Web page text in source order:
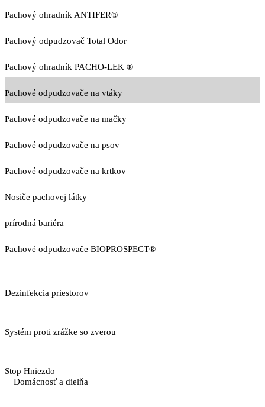
Pachový ohradník ANTIFER®
Pachový odpudzovač Total Odor
Pachový ohradník PACHO-LEK ®
Pachové odpudzovače na vtáky
Pachové odpudzovače na mačky
Pachové odpudzovače na psov
Pachové odpudzovače na krtkov
Nosiče pachovej látky
prírodná bariéra
Pachové odpudzovače BIOPROSPECT®
Dezinfekcia priestorov
Systém proti zrážke so zverou
Stop Hniezdo
Domácnosť a dielňa